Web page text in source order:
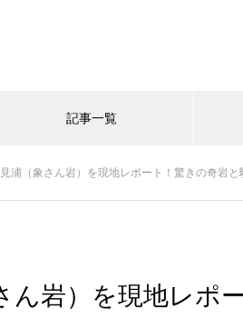
記事一覧
浦（象さん岩）を現地レポート！驚きの奇岩と
ん岩）を現地レポ